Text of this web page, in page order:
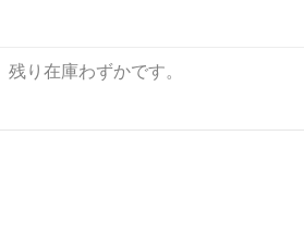
り在庫わずかです。